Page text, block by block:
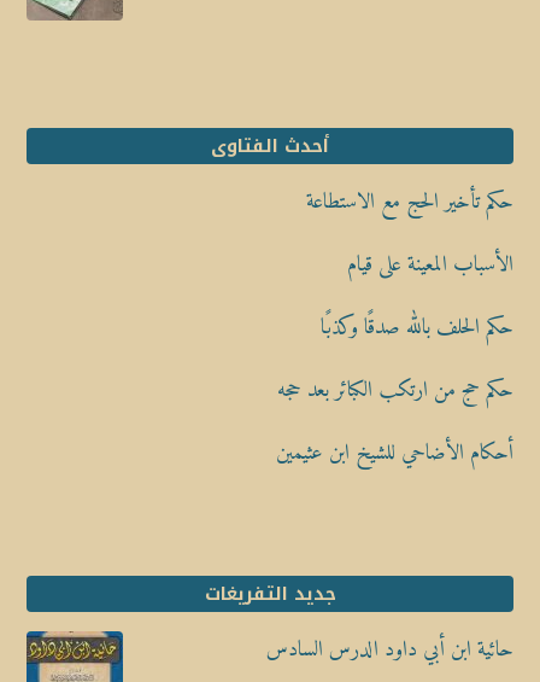
أحدث الفتاوى
حكم تأخير الحج مع الاستطاعة
الأسباب المعينة على قيام
حكم الحلف بالله صدقًا وكذبًا
حكم حج من ارتكب الكبائر بعد حجه
أحكام الأضاحي للشيخ ابن عثيمين
جديد التفريغات
حائية ابن أبي داود الدرس السادس